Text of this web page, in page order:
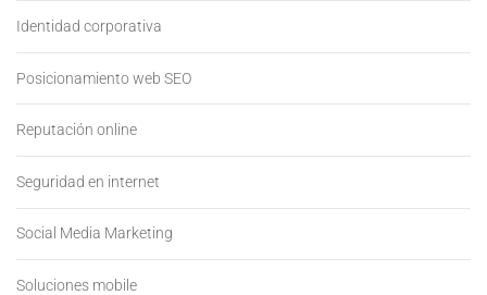
Identidad corporativa
Posicionamiento web SEO
Reputación online
Seguridad en internet
Social Media Marketing
Soluciones mobile